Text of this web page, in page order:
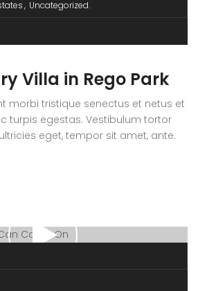
Uncategorized
Villa in Rego Park
morbi tristique senectus et netus et
turpis egestas. Vestibulum tortor
eget, tempor sit amet, ante.
placerat eleifend leo. Quisque
ullamcorper pharetra. Vestibulum